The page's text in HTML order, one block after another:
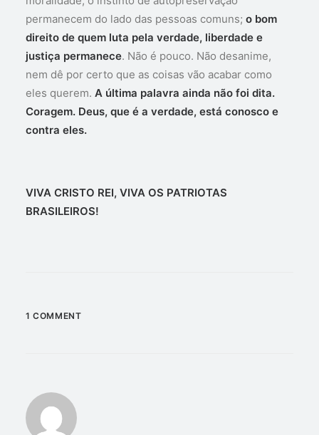
permanecem do lado das pessoas comuns; o bom
direito de quem luta pela verdade, liberdade e
justiça permanece. Não é pouco. Não desanime,
nem dê por certo que as coisas vão acabar como
eles querem. A última palavra ainda não foi dita.
Coragem. Deus, que é a verdade, está conosco e
contra eles.
VIVA CRISTO REI, VIVA OS PATRIOTAS
BRASILEIROS!
1 COMMENT